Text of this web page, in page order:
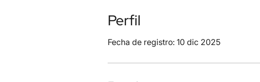
Perfil
Fecha de registro: 10 dic 2025